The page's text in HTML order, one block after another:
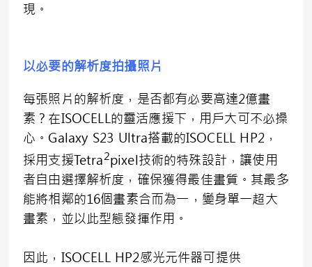
現。
以必要的解析度拍攝照片
每張照片的解析度，是否都有必要高達2億畫
素？在ISOCELL的靈活應援下，用戶大可不必操
心。Galaxy S23 Ultra搭載的ISOCELL HP2，
採用支援Tetra2pixel技術的特殊設計，讓使用
者自由選擇解析度，確保獲得最佳畫質。其最多
能將相鄰的16個畫素合而為一，變身單一超大
畫素，並以此型態發揮作用。
因此，ISOCELL HP2感光元件器可提供